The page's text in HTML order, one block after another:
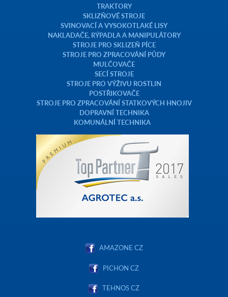
TRAKTORY
SKLIZŇOVÉ STROJE
SVINOVACÍ A VYSOKOTLAKÉ LISY
NAKLADAČE, RÝPADLA A MANIPULÁTORY
STROJE PRO SKLIZEŇ PÍCE
STROJE PRO ZPRACOVÁNÍ PŮDY
MULČOVAČE
SECÍ STROJE
STROJE PRO VÝŽIVU ROSTLIN
POSTŘIKOVAČE
STROJE PRO ZPRACOVÁNÍ STATKOVÝCH HNOJIV
DOPRAVNÍ TECHNIKA
KOMUNÁLNÍ TECHNIKA
AMAZONE CZ
PICHON CZ
TEHNOS CZ